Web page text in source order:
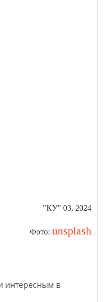
"КУ" 03, 2024
Фото: unsplash
интересным в